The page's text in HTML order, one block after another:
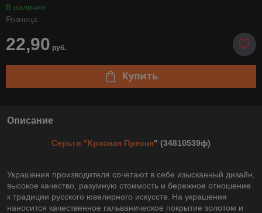
В наличии
Розница
22,90 руб.
Купить
Описание
Серьги "Красная Пресня" (34810539ф)
Украшения производителя сочетают в себе изысканный дизайн,
высокое качество, разумную стоимость и бережное отношение
к традиции русского ювелирного искусств. На украшения
наносится качественное гальваническое покрытие золотом и